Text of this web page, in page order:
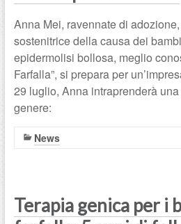
Anna Mei, ravennate di
sostenitrice della causa dei
epidermolisi bollosa, meglio
Farfalla”, si prepara per
29 luglio, Anna intraprenderà
genere:
News
Terapia genica per i